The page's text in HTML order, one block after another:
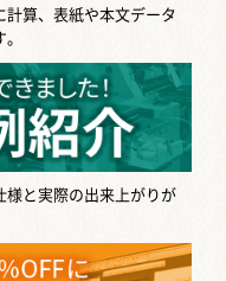
算、表紙や本文データ
様と実際の出来上がりが